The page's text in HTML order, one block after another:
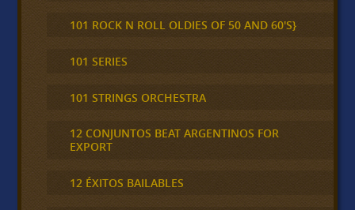
101 ROCK N ROLL OLDIES OF 50 AND 60'S}
101 SERIES
101 STRINGS ORCHESTRA
12 CONJUNTOS BEAT ARGENTINOS FOR
EXPORT
12 ÉXITOS BAILABLES